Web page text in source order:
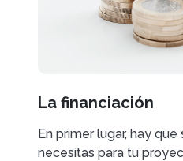
La financiación
En primer lugar, hay
necesitas para tu